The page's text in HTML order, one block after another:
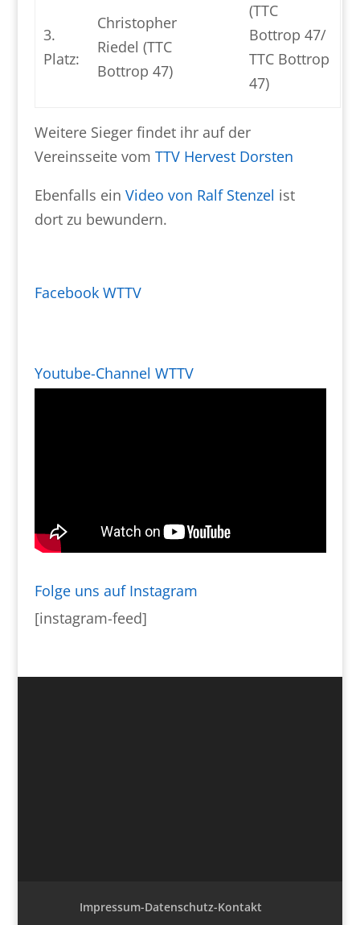
3.
Platz:
Christopher
Riedel (TTC
Bottrop 47)
(TTC
Bottrop 47/
TTC Bottrop
47)
Weitere Sieger findet ihr auf der
Vereinsseite vom TTV Hervest Dorsten
Ebenfalls ein Video von Ralf Stenzel ist
dort zu bewundern.
Facebook WTTV
Youtube-Channel WTTV
Folge uns auf Instagram
[instagram-feed]
Impressum-Datenschutz-Kontakt